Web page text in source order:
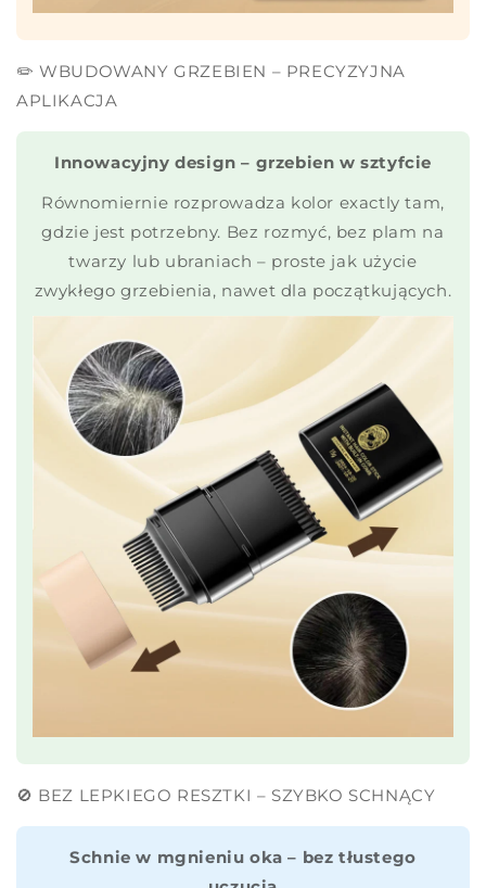
✏️ WBUDOWANY GRZEBIEN – PRECYZYJNA
APLIKACJA
Innowacyjny design – grzebien w sztyfcie
Równomiernie rozprowadza kolor exactly tam,
gdzie jest potrzebny. Bez rozmyć, bez plam na
twarzy lub ubraniach – proste jak użycie
zwykłego grzebienia, nawet dla początkujących.
🚫 BEZ LEPKIEGO RESZTKI – SZYBKO SCHNĄCY
Schnie w mgnieniu oka – bez tłustego